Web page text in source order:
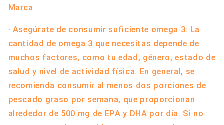
Marca
· Asegúrate de consumir suficiente omega 3: La
cantidad de omega 3 que necesitas depende de
muchos factores, como tu edad, género, estado de
salud y nivel de actividad física. En general, se
recomienda consumir al menos dos porciones de
pescado graso por semana, que proporcionan
alrededor de 500 mg de EPA y DHA por día. Si no